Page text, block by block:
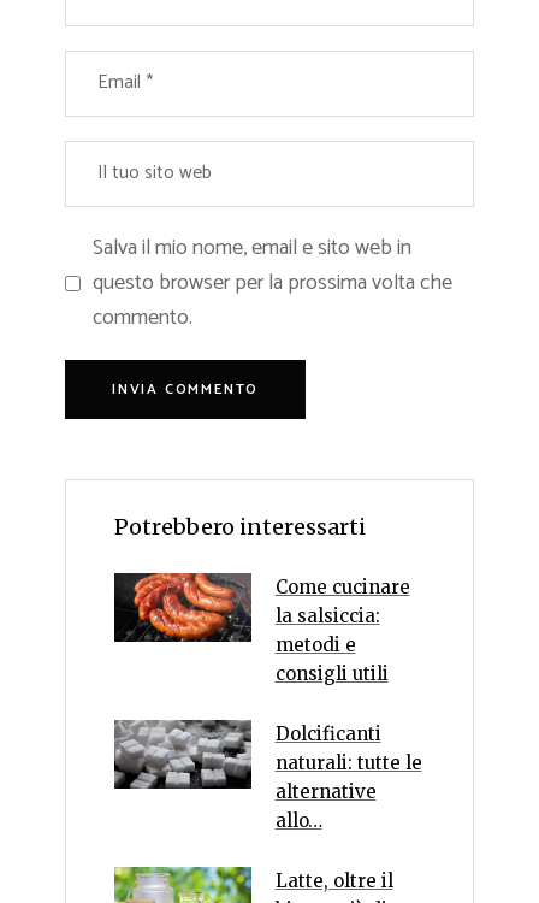
Salva il mio nome, email e sito web in
questo browser per la prossima volta che
commento.
Potrebbero interessarti
Come cucinare
la salsiccia:
metodi e
consigli utili
Dolcificanti
naturali: tutte le
alternative
allo…
Latte, oltre il